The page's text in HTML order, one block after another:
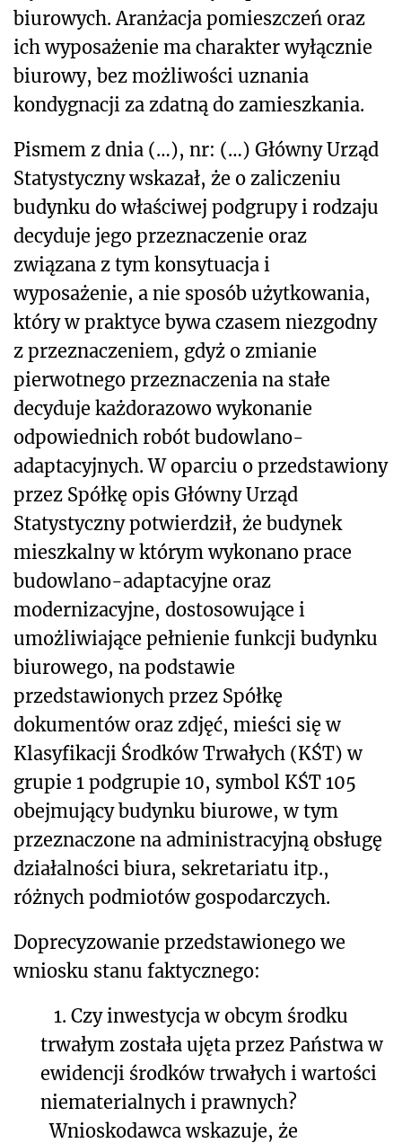
biurowych. Aranżacja pomieszczeń oraz
ich wyposażenie ma charakter wyłącznie
biurowy, bez możliwości uznania
kondygnacji za zdatną do zamieszkania.
Pismem z dnia (…), nr: (…) Główny Urząd
Statystyczny wskazał, że o zaliczeniu
budynku do właściwej podgrupy i rodzaju
decyduje jego przeznaczenie oraz
związana z tym konsytuacja i
wyposażenie, a nie sposób użytkowania,
który w praktyce bywa czasem niezgodny
z przeznaczeniem, gdyż o zmianie
pierwotnego przeznaczenia na stałe
decyduje każdorazowo wykonanie
odpowiednich robót budowlano-
adaptacyjnych. W oparciu o przedstawiony
przez Spółkę opis Główny Urząd
Statystyczny potwierdził, że budynek
mieszkalny w którym wykonano prace
budowlano-adaptacyjne oraz
modernizacyjne, dostosowujące i
umożliwiające pełnienie funkcji budynku
biurowego, na podstawie
przedstawionych przez Spółkę
dokumentów oraz zdjęć, mieści się w
Klasyfikacji Środków Trwałych (KŚT) w
grupie 1 podgrupie 10, symbol KŚT 105
obejmujący budynku biurowe, w tym
przeznaczone na administracyjną obsługę
działalności biura, sekretariatu itp.,
różnych podmiotów gospodarczych.
Doprecyzowanie przedstawionego we
wniosku stanu faktycznego:
1. Czy inwestycja w obcym środku
trwałym została ujęta przez Państwa w
ewidencji środków trwałych i wartości
niematerialnych i prawnych?
Wnioskodawca wskazuje, że